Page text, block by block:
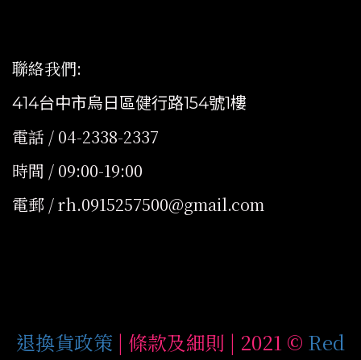
聯絡我們:
414台中市烏日區健行路154號1樓
電話 / 04-2338-2337
時間 / 09:00-19:00
電郵 / rh.0915257500@gmail.com
退換貨政策 | 條款及細則 | 2021 © Red